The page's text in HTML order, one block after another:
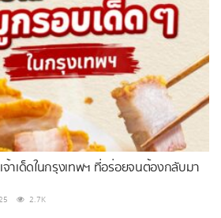
าเด็ดในกรุงเทพฯ ที่อร่อยจนต้องกลับมา
2.7K